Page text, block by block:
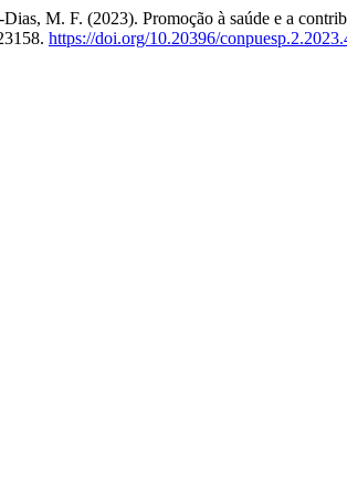
M. F. (2023). Promoção à saúde e a
https://doi.org/10.20396/